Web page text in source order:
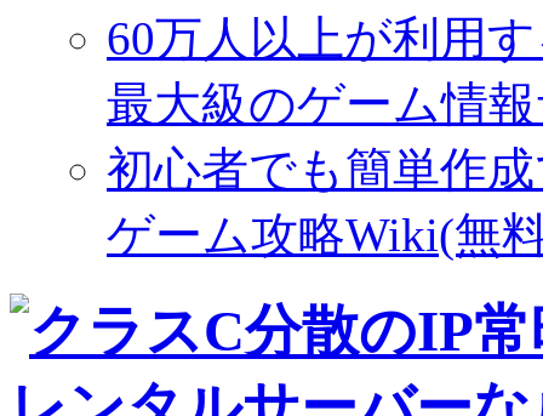
60万人以上が利用
最大級のゲーム情
初心者でも簡単作
ゲーム攻略Wiki(無